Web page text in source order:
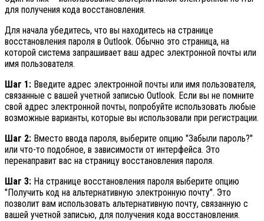
для получения кода восстановления.
Для начала убедитесь, что вы находитесь на странице
восстановления пароля в Outlook. Обычно это страница, на
которой система запрашивает ваш адрес электронной почты или
имя пользователя.
Шаг 1: Введите адрес электронной почты или имя пользователя,
связанные с вашей учетной записью Outlook. Если вы не помните
свой адрес электронной почты, попробуйте использовать любые
возможные варианты, которые вы использовали при регистрации.
Шаг 2: Вместо ввода пароля, выберите опцию "Забыли пароль?"
или что-то подобное, в зависимости от интерфейса. Это
перенаправит вас на страницу восстановления пароля.
Шаг 3: На странице восстановления пароля выберите опцию
"Получить код на альтернативную электронную почту". Это
позволит вам использовать альтернативную почту, связанную с
вашей учетной записью, для получения кода восстановления.